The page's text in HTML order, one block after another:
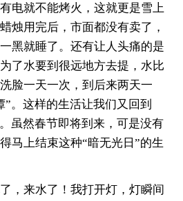
电就不能烤火，这就更是雪上
烛用完后，市面都没有卖了，
黑就睡了。还有让人头痛的是
了水要到很远地方去提，水比
脸一天一次，到后来两天一
。这样的生活让我们又回到
虽然春节即将到来，可是没有
马上结束这种“暗无光日”的生
，来水了！我打开灯，灯瞬间